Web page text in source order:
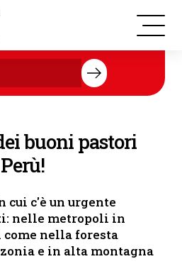
con la vostra donazione.
buoni pastori
cui c'è un urgente
nelle metropoli in
nella foresta
e in alta montagna